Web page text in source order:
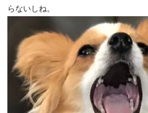
らないしね。